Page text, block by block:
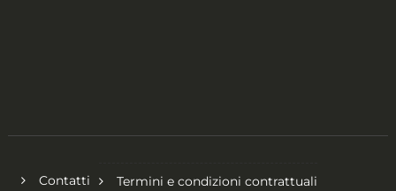
Contatti Termini e condizioni contrattuali